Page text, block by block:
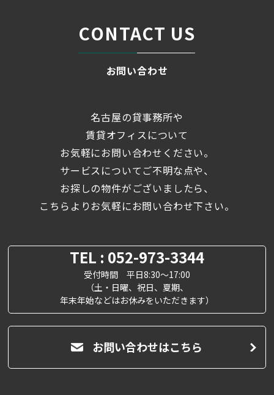
CONTACT US
お問い合わせ
名古屋の貸事務所や
賃貸オフィスについて
お気軽にお問い合わせください。
サービスについてご不明な点や、
お探しの物件がございましたら、
こちらよりお気軽にお問い合わせ下さい。
TEL : 052-973-3344
受付時間 平日8:30～17:00
（土・日曜、祝日、夏期、
年末年始などはお休みをいただきます）
お問い合わせはこちら